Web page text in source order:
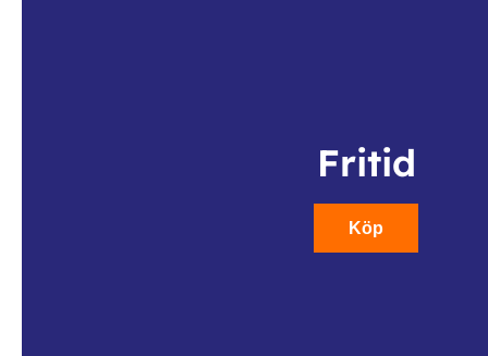
Fritid
Köp